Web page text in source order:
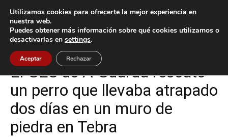
Inicio Tomiño
Tomiño
El GES de A Guarda rescató
un perro que llevaba atrapado
dos días en un muro de
piedra en Tebra
Utilizamos cookies para ofrecerte la mejor experiencia en
nuestra web.
Puedes obtener más información sobre qué cookies utilizamos o
desactivarlas en settings.
Aceptar Rechazar